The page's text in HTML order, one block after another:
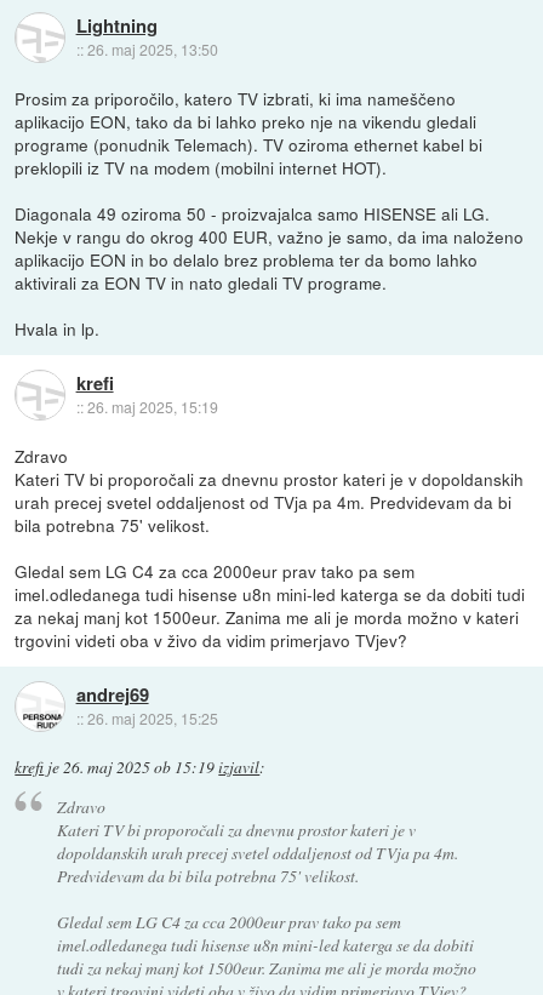
Lightning
::26. maj 2025, 13:50
Prosim za priporočilo, katero TV izbrati, ki ima nameščeno
aplikacijo EON, tako da bi lahko preko nje na vikendu gledali
programe (ponudnik Telemach). TV oziroma ethernet kabel bi
preklopili iz TV na modem (mobilni internet HOT).
Diagonala 49 oziroma 50 - proizvajalca samo HISENSE ali LG.
Nekje v rangu do okrog 400 EUR, važno je samo, da ima naloženo
aplikacijo EON in bo delalo brez problema ter da bomo lahko
aktivirali za EON TV in nato gledali TV programe.
Hvala in lp.
krefi
::26. maj 2025, 15:19
Zdravo
Kateri TV bi proporočali za dnevnu prostor kateri je v dopoldanskih
urah precej svetel oddaljenost od TVja pa 4m. Predvidevam da bi
bila potrebna 75' velikost.
Gledal sem LG C4 za cca 2000eur prav tako pa sem
imel.odledanega tudi hisense u8n mini-led katerga se da dobiti tudi
za nekaj manj kot 1500eur. Zanima me ali je morda možno v kateri
trgovini videti oba v živo da vidim primerjavo TVjev?
andrej69
::26. maj 2025, 15:25
krefi je26. maj 2025 ob 15:19izjavil:
Zdravo
Kateri TV bi proporočali za dnevnu prostor kateri je v
dopoldanskih urah precej svetel oddaljenost od TVja pa 4m.
Predvidevam da bi bila potrebna 75' velikost.
Gledal sem LG C4 za cca 2000eur prav tako pa sem
imel.odledanega tudi hisense u8n mini-led katerga se da dobiti
tudi za nekaj manj kot 1500eur. Zanima me ali je morda možno